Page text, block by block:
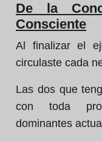
De la
Consciente
Al finalizar el
circulaste cada
Las dos que
con toda
dominantes